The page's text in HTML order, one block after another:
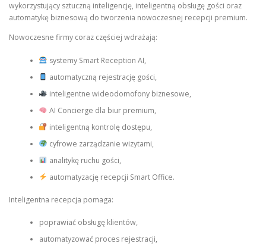
wykorzystujący sztuczną inteligencję, inteligentną obsługę gości oraz
automatykę biznesową do tworzenia nowoczesnej recepcji premium.
Nowoczesne firmy coraz częściej wdrażają:
systemy Smart Reception AI,
automatyczną rejestrację gości,
inteligentne wideodomofony biznesowe,
AI Concierge dla biur premium,
inteligentną kontrolę dostępu,
cyfrowe zarządzanie wizytami,
analitykę ruchu gości,
automatyzację recepcji Smart Office.
Inteligentna recepcja pomaga:
poprawiać obsługę klientów,
automatyzować proces rejestracji,